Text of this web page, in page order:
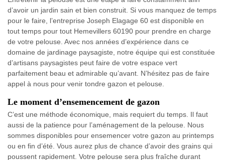
d’avoir un jardin sain et bien construit. Si vous manquez de temps
pour le faire, l’entreprise Joseph Elagage 60 est disponible en
tout temps pour tout Hemevillers 60190 pour prendre en charge
de votre pelouse. Avec nos années d’expérience dans ce
domaine de jardinage paysagiste, notre équipe qui est constituée
d’artisans paysagistes peut faire de votre espace vert
parfaitement beau et admirable qu’avant. N’hésitez pas de faire
appel à nous pour venir tondre gazon et pelouse.
Le moment d’ensemencement de gazon
C’est une méthode économique, mais requiert du temps. Il faut
aussi de la patience pour l’aménagement de la pelouse. Nous
sommes disponibles pour ensemencer votre gazon au printemps
ou en fin d’été. Vous aurez plus de chance d’avoir des grains qui
poussent rapidement. Votre pelouse sera plus fraîche durant